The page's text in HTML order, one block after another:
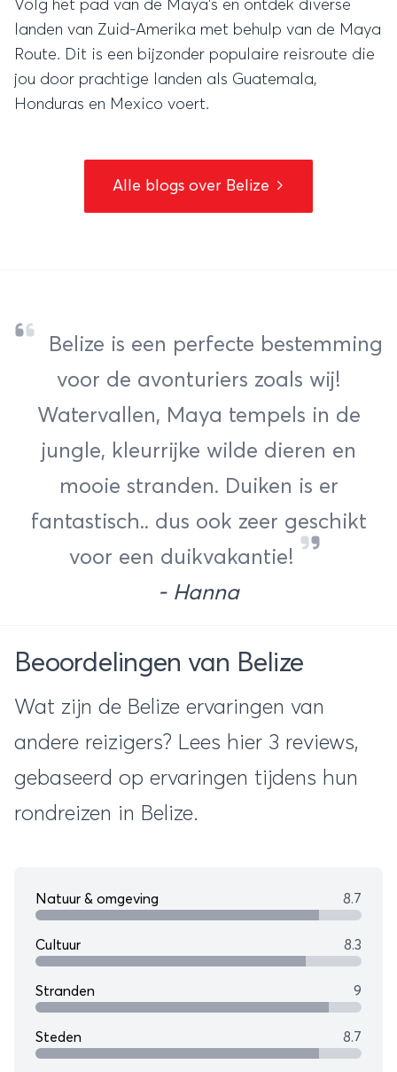
Volg het pad van de Maya’s en ontdek diverse
landen van Zuid-Amerika met behulp van de Maya
Route. Dit is een bijzonder populaire reisroute die
jou door prachtige landen als Guatemala,
Honduras en Mexico voert.
Alle blogs over Belize
Belize is een perfecte bestemming
voor de avonturiers zoals wij!
Watervallen, Maya tempels in de
jungle, kleurrijke wilde dieren en
mooie stranden. Duiken is er
fantastisch.. dus ook zeer geschikt
voor een duikvakantie!
- Hanna
Beoordelingen van Belize
Wat zijn de Belize ervaringen van
andere reizigers? Lees hier 3 reviews,
gebaseerd op ervaringen tijdens hun
rondreizen in Belize.
Natuur & omgeving 8.7
Cultuur 8.3
Stranden 9
Steden 8.7